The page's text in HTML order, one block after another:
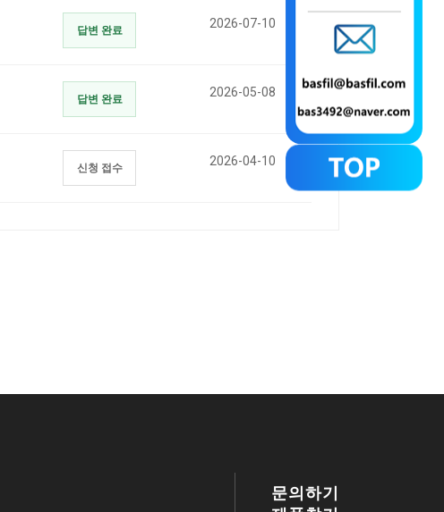
답변 완료 2026-07-10
답변 완료 2026-05-08
신청 접수 2026-04-10
문의하기